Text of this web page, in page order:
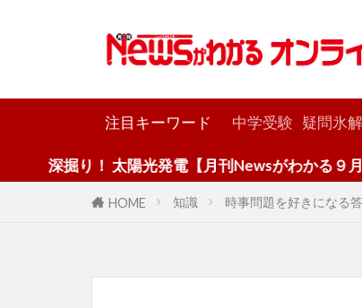
注目キーワード 中学受験 疑問氷解
！ 太陽光発電【月刊Newsがわかる９月号】
HOME 知識 時事問題を好きになる